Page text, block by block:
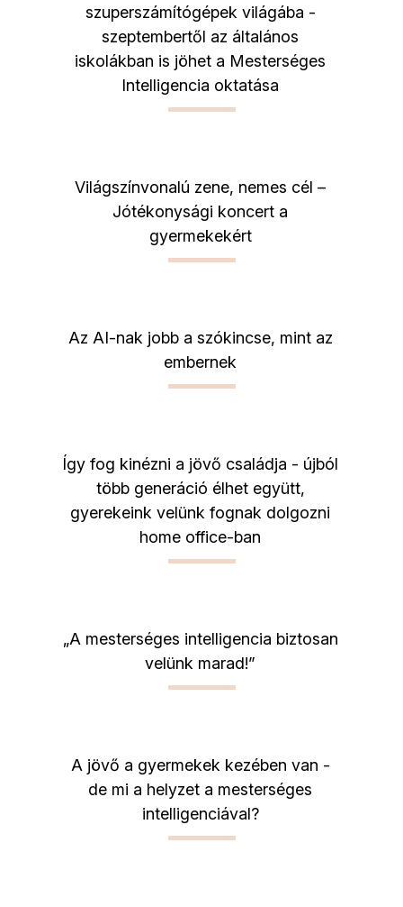
szuperszámítógépek világába -
szeptembertől az általános
iskolákban is jöhet a Mesterséges
Intelligencia oktatása
Világszínvonalú zene, nemes cél –
Jótékonysági koncert a
gyermekekért
Az AI-nak jobb a szókincse, mint az
embernek
Így fog kinézni a jövő családja - újból
több generáció élhet együtt,
gyerekeink velünk fognak dolgozni
home office-ban
„A mesterséges intelligencia biztosan
velünk marad!”
A jövő a gyermekek kezében van -
de mi a helyzet a mesterséges
intelligenciával?